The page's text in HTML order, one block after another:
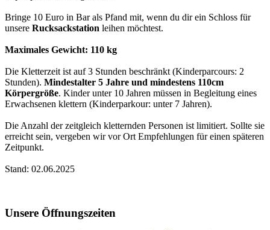
Bringe 10 Euro in Bar als Pfand mit, wenn du dir ein Schloss für
unsere Rucksackstation leihen möchtest.
Maximales Gewicht: 110 kg
Die Kletterzeit ist auf 3 Stunden beschränkt (Kinderparcours: 2
Stunden). Mindestalter 5 Jahre und mindestens 110cm
Körpergröße. Kinder unter 10 Jahren müssen in Begleitung eines
Erwachsenen klettern (Kinderparkour: unter 7 Jahren).
Die Anzahl der zeitgleich kletternden Personen ist limitiert. Sollte sie
erreicht sein, vergeben wir vor Ort Empfehlungen für einen späteren
Zeitpunkt.
Stand: 02.06.2025
Unsere Öffnungszeiten